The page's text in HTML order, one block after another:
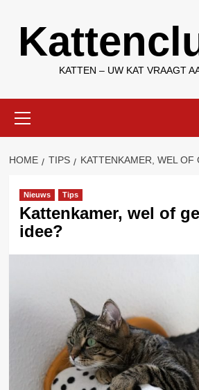
inhoud
KATTEN – UW KAT VRAAGT
menu
HOME TIPS KATTENKAMER, WEL OF
Nieuws Tips
Kattenkamer, wel of
idee?